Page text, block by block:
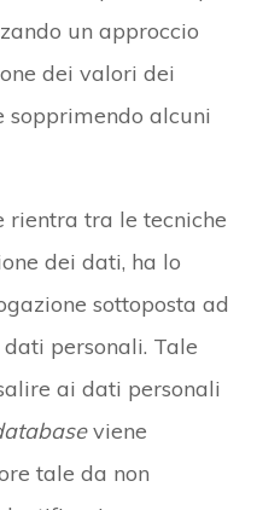
un approccio
dei valori dei
alcuni
rientra tra le tecniche
dei dati, ha lo
sottoposta ad
personali. Tale
ai dati personali
viene
tale da non